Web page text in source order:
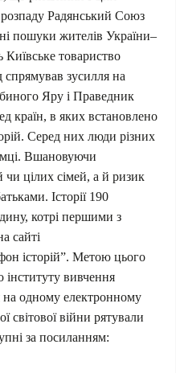
Радянський Союз
пошуки жителів України–
Київське товариство
зусилля на
Яру і Праведник
країн, в яких встановлено
Серед них люди різних
Вшановуючи
цілих сімей, а й ризик
Історії 190
котрі першими з
сайті
історій”. Метою цього
інституту вивчення
на одному електронному
світової війни рятували
за посиланням: